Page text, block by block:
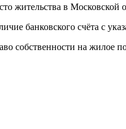
жительства в Московской
банковского счёта с
собственности на жилое